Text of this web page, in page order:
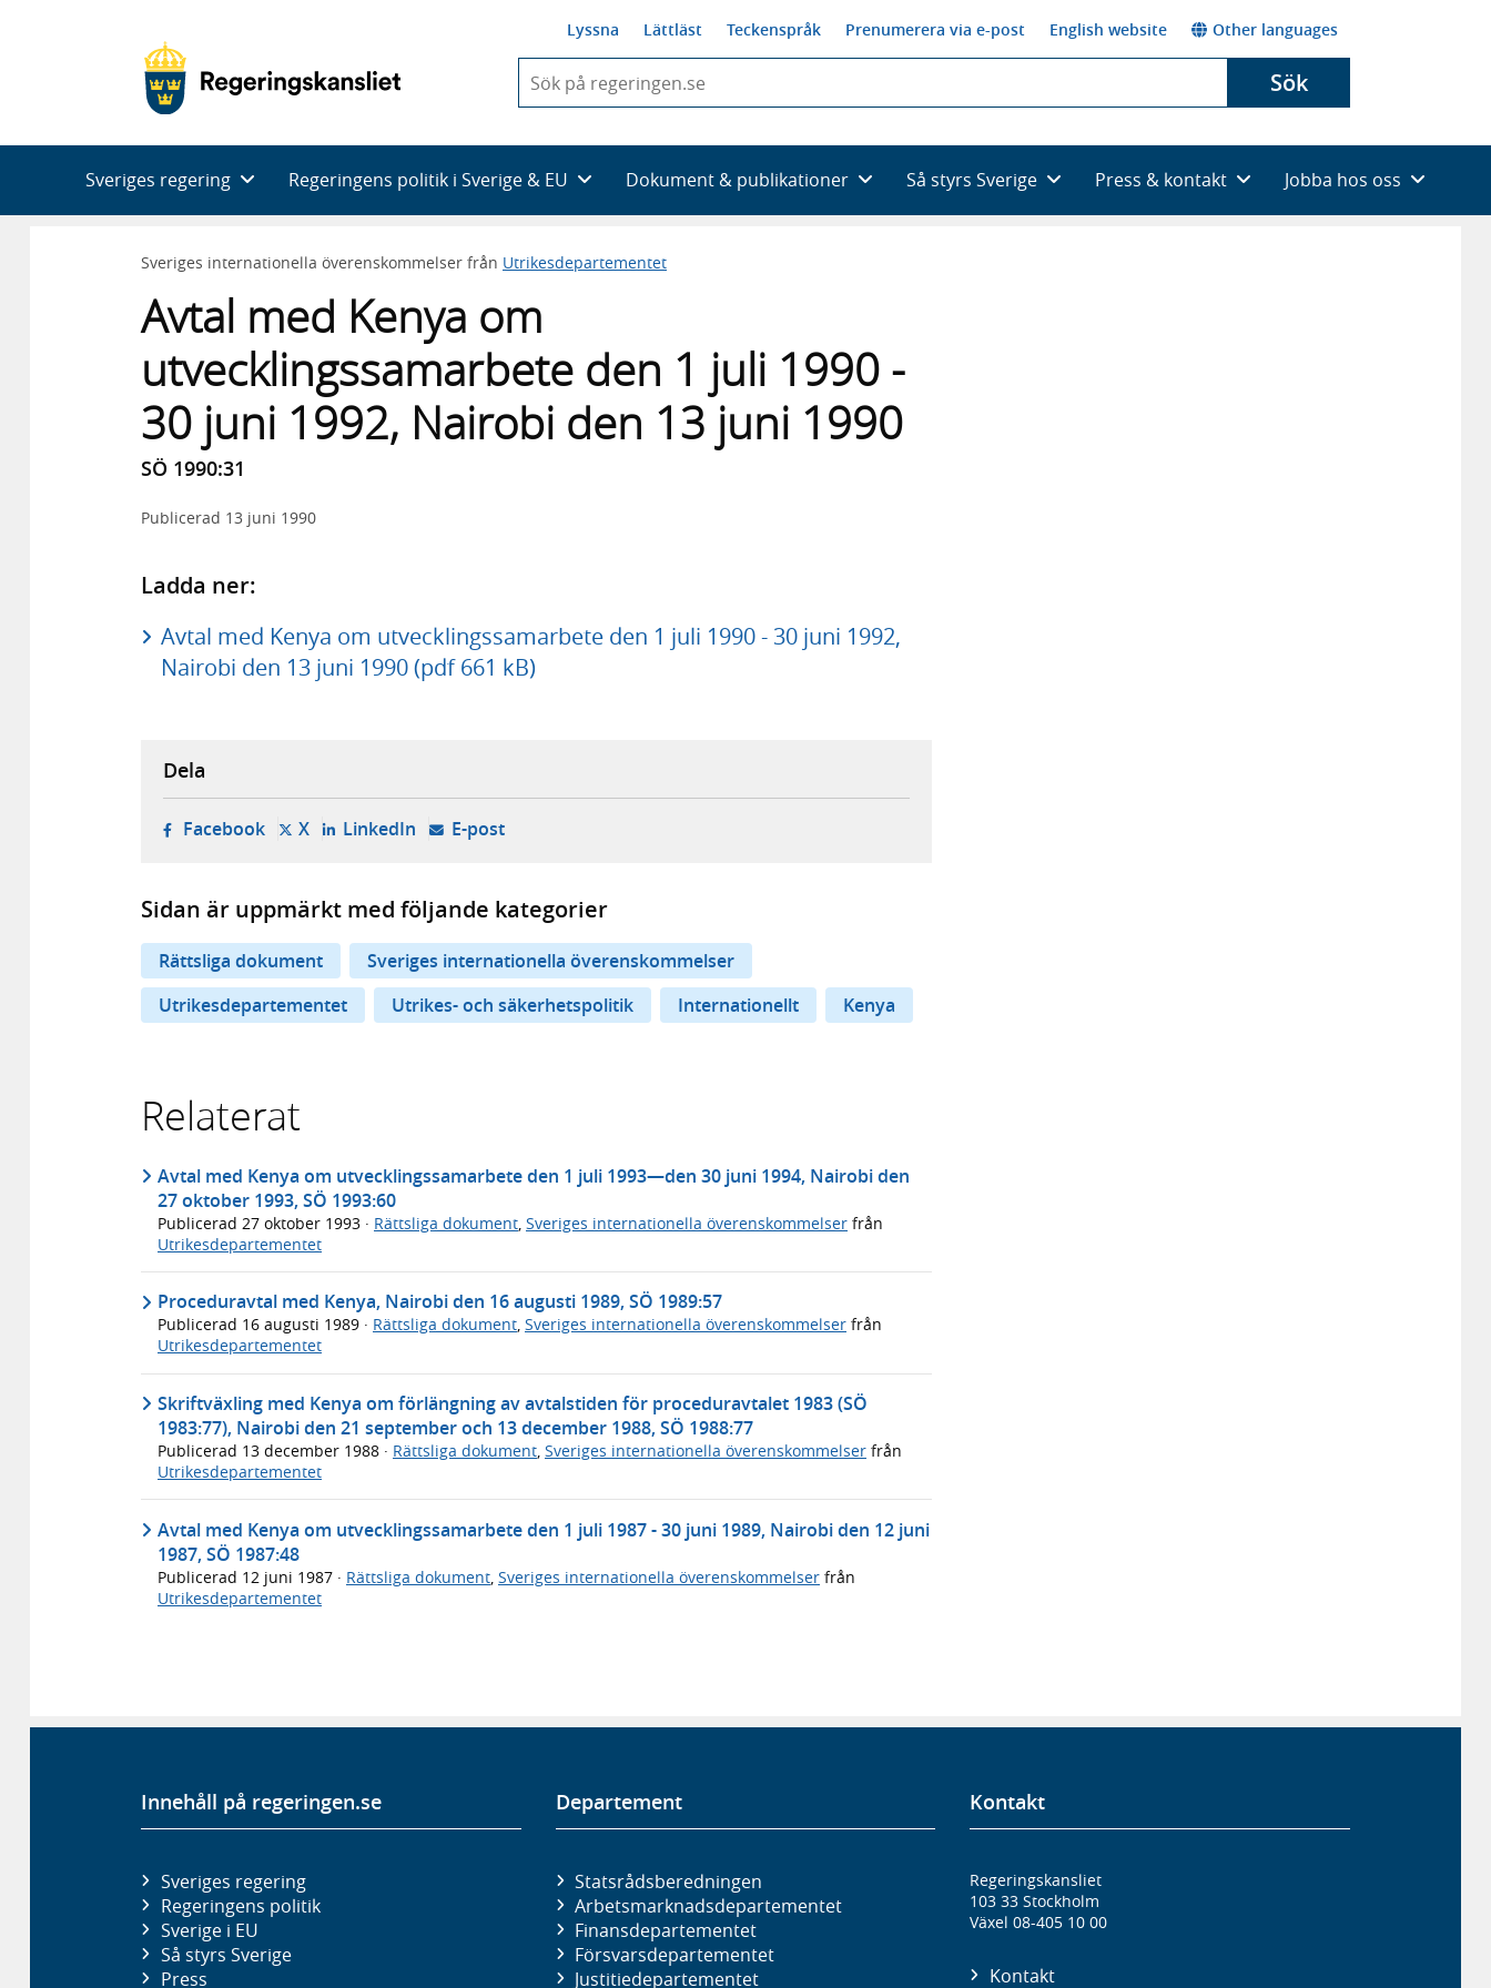
Lyssna Lättläst Teckenspråk Prenumerera via e-post English website Other languages
du
skriva
framträder
en
med
Sök
Sveriges regering Regeringens politik i Sverige & EU Dokument & publikationer Så styrs Sverige Press & kontakt Jobba hos oss
Sveriges internationella överenskommelser från Utrikesdepartementet
Avtal med Kenya om
utvecklingssamarbete den 1 juli 1990 -
30 juni 1992, Nairobi den 13 juni 1990
SÖ 1990:31
Publicerad 13 juni 1990
Ladda ner:
Avtal med Kenya om utvecklingssamarbete den 1 juli 1990 - 30 juni 1992,
Nairobi den 13 juni 1990 (pdf 661 kB)
Dela
Facebook- öppnas i ny flik, extern webbplats,
X- öppnas i ny flik, extern webbplats,
LinkedIn- öppnas i ny flik, extern webbplats,
E-post- öppnar din e-postklient,
Sidan är uppmärkt med följande kategorier
Rättsliga dokument
Sveriges internationella överenskommelser
Utrikesdepartementet
Utrikes- och säkerhetspolitik Internationellt Kenya
Relaterat
Avtal med Kenya om utvecklingssamarbete den 1 juli 1993—den 30 juni 1994, Nairobi den
27 oktober 1993, SÖ 1993:60
Publicerad 27 oktober 1993 · Rättsliga dokument Sveriges internationella överenskommelser från
Utrikesdepartementet
Proceduravtal med Kenya, Nairobi den 16 augusti 1989, SÖ 1989:57
Publicerad 16 augusti 1989 · Rättsliga dokument, Sveriges internationella överenskommelser från
Utrikesdepartementet
Skriftväxling med Kenya om förlängning av avtalstiden för proceduravtalet 1983 (SÖ
1983:77), Nairobi den 21 september och 13 december 1988, SÖ 1988:77
Publicerad 13 december 1988 · Rättsliga dokument, Sveriges internationella överenskommelser från
Utrikesdepartementet
Avtal med Kenya om utvecklingssamarbete den 1 juli 1987 - 30 juni 1989, Nairobi den 12 juni
1987, SÖ 1987:48
Publicerad 12 juni 1987 · Rättsliga dokument Sveriges internationella överenskommelser från
Utrikesdepartementet
Innehåll på regeringen.se
Sveriges regering
Regeringens politik
Sverige i EU
Så styrs Sverige
Press
Departement
Statsrådsberedningen
Arbetsmarknads­departementet
Finans­departementet
Försvars­departementet
Justitie­departementet
Kontakt
Regeringskansliet
103 33 Stockholm
Växel 08-405 10 00
Kontakt